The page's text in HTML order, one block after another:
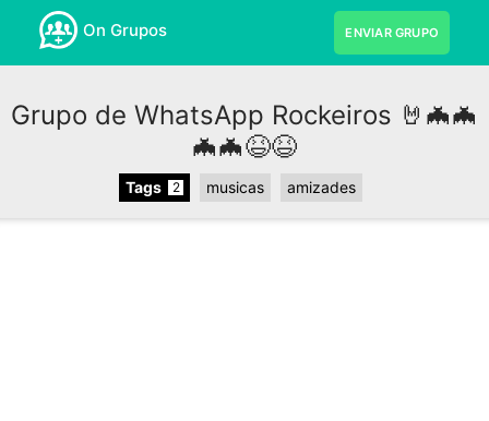
On Grupos ENVIAR GRUPO
Grupo de WhatsApp Rockeiros 🤘🦇🦇
🦇🦇😆😆
Tags 2 musicas amizades